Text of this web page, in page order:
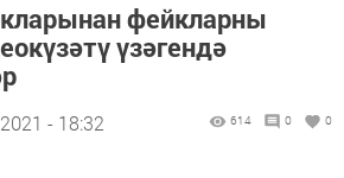
фейкларны
үзәгендә
- 18:32 614 0 0